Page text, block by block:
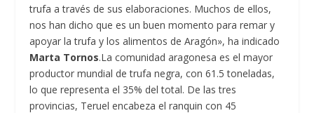
trufa a través de sus elaboraciones. Muchos de ellos,
nos han dicho que es un buen momento para remar y
apoyar la trufa y los alimentos de Aragón», ha indicado
Marta Tornos.La comunidad aragonesa es el mayor
productor mundial de trufa negra, con 61.5 toneladas,
lo que representa el 35% del total. De las tres
provincias, Teruel encabeza el ranquin con 45